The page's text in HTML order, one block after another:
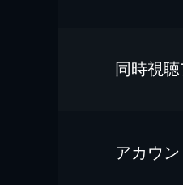
同時視
アカウ